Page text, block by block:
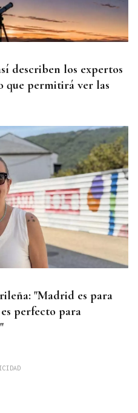
describen los expertos
que permitirá ver las
"Madrid es para
perfecto para